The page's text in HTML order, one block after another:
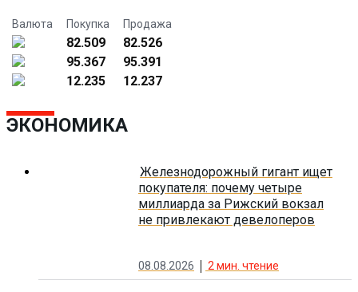
Валюта Покупка Продажа
82.509
82.526
95.367
95.391
12.235
12.237
ЭКОНОМИКА
Железнодорожный гигант ищет
покупателя: почему четыре
миллиарда за Рижский вокзал
не привлекают девелоперов
08.08.2026 2мин. чтение